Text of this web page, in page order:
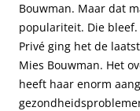
Bouwman. Maar dat
populariteit. Die bleef.
Privé ging het de
Mies Bouwman. Het
heeft haar enorm